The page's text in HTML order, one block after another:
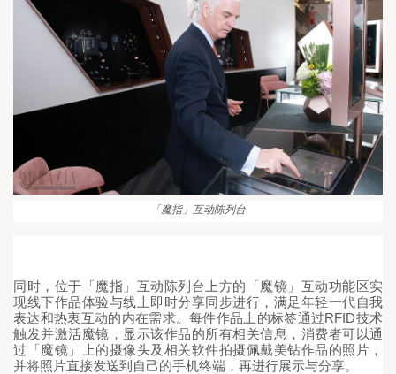
「魔指」互动陈列台
同时，位于「魔指」互动陈列台上方的「魔镜」互动功能区实
现线下作品体验与线上即时分享同步进行，满足年轻一代自我
表达和热衷互动的内在需求。每件作品上的标签通过RFID技术
触发并激活魔镜，显示该作品的所有相关信息，消费者可以通
过 「魔镜」上的摄像头及相关软件拍摄佩戴美钻作品的照片，
并将照片直接发送到自己的手机终端，再进行展示与分享。